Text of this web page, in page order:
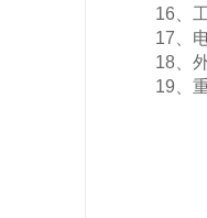
16、
17、
18、
19、